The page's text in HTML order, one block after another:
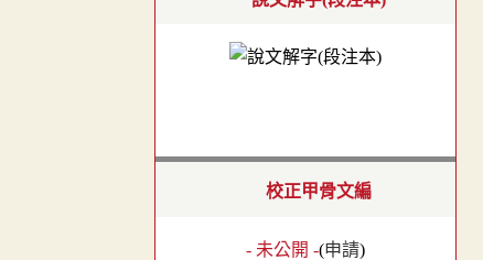
校正甲骨文編
- 未公開 -(申請)